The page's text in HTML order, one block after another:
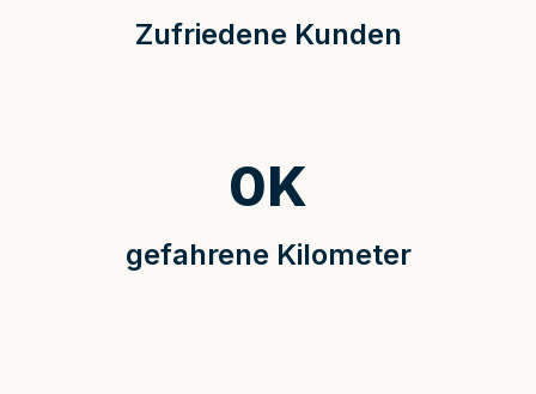
Zufriedene Kunden
gefahrene Kilometer
0K